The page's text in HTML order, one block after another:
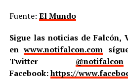
Fuente: El Mundo
Sigue las noticias de Falcón,
enwww.notifalcon.com
Twitter @notifalcon
Facebook:https://